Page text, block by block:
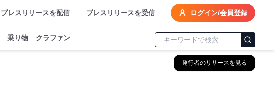
プレスリリースを配信 プレスリリースを受信 ログイン/会員登録
乗り物 クラファン
発行者のリリースを見る